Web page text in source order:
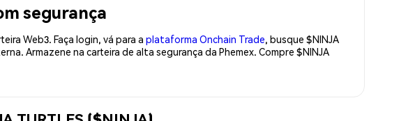
segurança
Web3. Faça login, vá para a plataforma Onchain Trade, busque $NINJA
Armazene na carteira de alta segurança da Phemex. Compre $NINJA